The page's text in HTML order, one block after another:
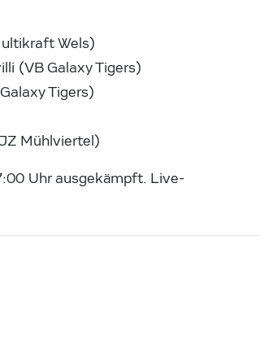
Wels)
(VB Galaxy Tigers)
Tigers)
Mühlviertel)
Uhr ausgekämpft. Live-